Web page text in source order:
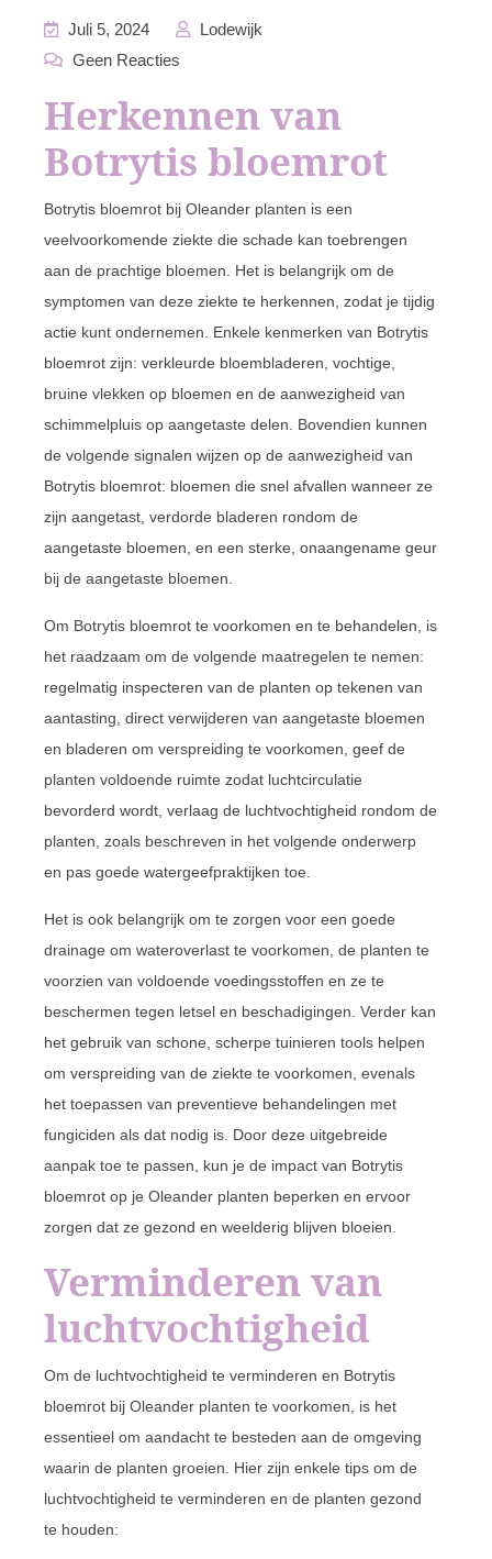
Juli 5, 2024
Lodewijk
Geen Reacties
Herkennen van
Botrytis bloemrot
Botrytis bloemrot bij Oleander planten is een
veelvoorkomende ziekte die schade kan toebrengen
aan de prachtige bloemen. Het is belangrijk om de
symptomen van deze ziekte te herkennen, zodat je tijdig
actie kunt ondernemen. Enkele kenmerken van Botrytis
bloemrot zijn: verkleurde bloembladeren, vochtige,
bruine vlekken op bloemen en de aanwezigheid van
schimmelpluis op aangetaste delen. Bovendien kunnen
de volgende signalen wijzen op de aanwezigheid van
Botrytis bloemrot: bloemen die snel afvallen wanneer ze
zijn aangetast, verdorde bladeren rondom de
aangetaste bloemen, en een sterke, onaangename geur
bij de aangetaste bloemen.
Om Botrytis bloemrot te voorkomen en te behandelen, is
het raadzaam om de volgende maatregelen te nemen:
regelmatig inspecteren van de planten op tekenen van
aantasting, direct verwijderen van aangetaste bloemen
en bladeren om verspreiding te voorkomen, geef de
planten voldoende ruimte zodat luchtcirculatie
bevorderd wordt, verlaag de luchtvochtigheid rondom de
planten, zoals beschreven in het volgende onderwerp
en pas goede watergeefpraktijken toe.
Het is ook belangrijk om te zorgen voor een goede
drainage om wateroverlast te voorkomen, de planten te
voorzien van voldoende voedingsstoffen en ze te
beschermen tegen letsel en beschadigingen. Verder kan
het gebruik van schone, scherpe tuinieren tools helpen
om verspreiding van de ziekte te voorkomen, evenals
het toepassen van preventieve behandelingen met
fungiciden als dat nodig is. Door deze uitgebreide
aanpak toe te passen, kun je de impact van Botrytis
bloemrot op je Oleander planten beperken en ervoor
zorgen dat ze gezond en weelderig blijven bloeien.
Verminderen van
luchtvochtigheid
Om de luchtvochtigheid te verminderen en Botrytis
bloemrot bij Oleander planten te voorkomen, is het
essentieel om aandacht te besteden aan de omgeving
waarin de planten groeien. Hier zijn enkele tips om de
luchtvochtigheid te verminderen en de planten gezond
te houden: